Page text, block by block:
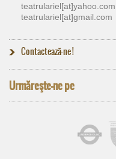
teatrulariel[at]​yahoo.com
teatrulariel[at]​gmail.com
Contactează-ne !
Urmăreşte-ne pe